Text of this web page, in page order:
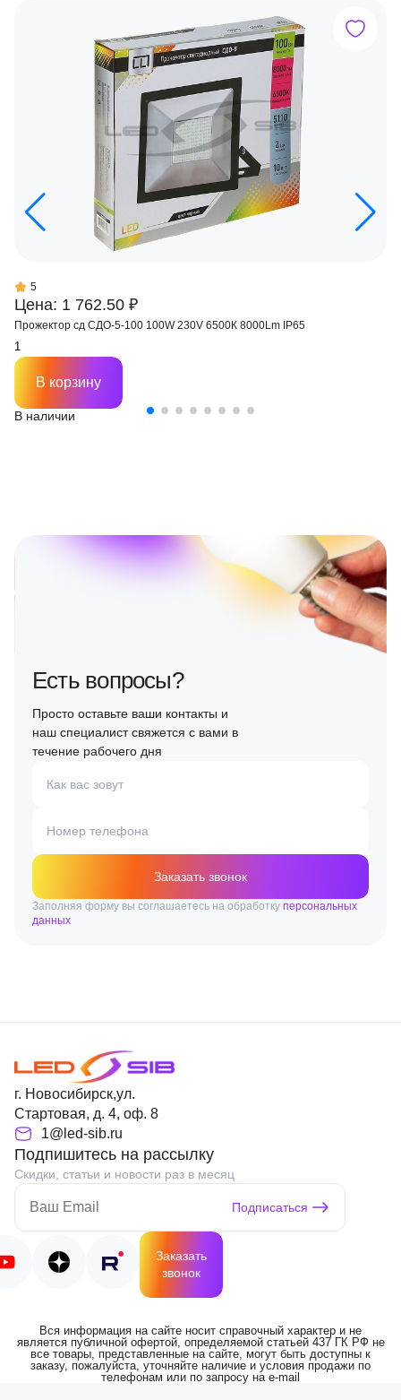
Цена: 1 762.50 ₽
5
Прожектор сд СДО-5-100 100W 230V 6500К 8000Lm IP65
В наличии
В корзину
Есть вопросы?
Просто оставьте ваши контакты и
наш специалист свяжется с вами в
течение рабочего дня
Как вас зовут
Номер телефона
Заказать звонок
Заполняя форму вы соглашаетесь на обработку персональных
данных
г. Новосибирск,ул.
Стартовая, д. 4, оф. 8
1@led-sib.ru
Подпишитесь на рассылку
Скидки, статьи и новости раз в месяц
Подписаться
Заказать
звонок
Вся информация на сайте носит справочный характер и не
является публичной офертой, определяемой статьей 437 ГК РФ не
все товары, представленные на сайте, могут быть доступны к
заказу, пожалуйста, уточняйте наличие и условия продажи по
телефонам или по запросу на e-mail